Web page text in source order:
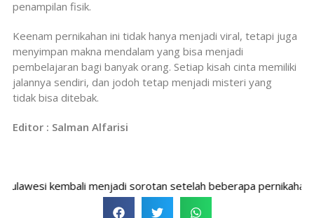
penampilan fisik.
Keenam pernikahan ini tidak hanya menjadi viral, tetapi juga
menyimpan makna mendalam yang bisa menjadi
pembelajaran bagi banyak orang. Setiap kisah cinta memiliki
jalannya sendiri, dan jodoh tetap menjadi misteri yang
tidak bisa ditebak.
Editor : Salman Alfarisi
kembali menjadi sorotan setelah beberapa pernikahan viral